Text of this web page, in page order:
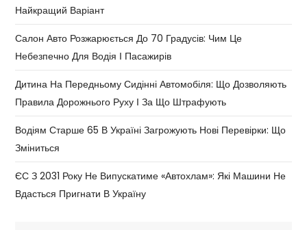
Найкращий Варіант
Салон Авто Розжарюється До 70 Градусів: Чим Це
Небезпечно Для Водія І Пасажирів
Дитина На Передньому Сидінні Автомобіля: Що Дозволяють
Правила Дорожнього Руху І За Що Штрафують
Водіям Старше 65 В Україні Загрожують Нові Перевірки: Що
Зміниться
ЄС З 2031 Року Не Випускатиме «автохлам»: Які Машини Не
Вдасться Пригнати В Україну